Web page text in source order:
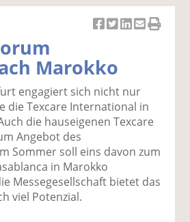
c
k
el
a
uf
F
e
b
o
k
el
t
wi
tt
er
n
a
uf
Li
k
e
di
p
er
E
ai
l
v
ru
ck
n
Marokko
engagiert sich nicht nur
die Texcare International in
die hauseigenen Texcare
Angebot des
Sommer soll eins davon zum
in Marokko
Messegesellschaft bietet das
viel Potenzial.